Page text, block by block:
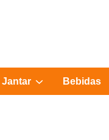
ShowBebidas